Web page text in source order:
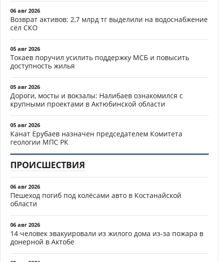
06 авг 2026
Возврат активов: 2,7 млрд тг выделили на водоснабжение
сёл СКО
05 авг 2026
Токаев поручил усилить поддержку МСБ и повысить
доступность жилья
05 авг 2026
Дороги, мосты и вокзалы: Налибаев ознакомился с
крупными проектами в Актюбинской области
05 авг 2026
Канат Ерубаев назначен председателем Комитета
геологии МПС РК
ПРОИСШЕСТВИЯ
06 авг 2026
Пешеход погиб под колёсами авто в Костанайской
области
06 авг 2026
14 человек эвакуировали из жилого дома из-за пожара в
донерной в Актобе